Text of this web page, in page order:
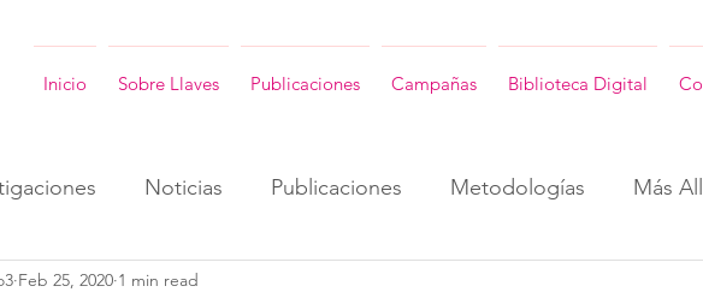
Inicio Sobre Llaves Publicaciones Campañas Biblioteca Digital
Noticias Publicaciones Metodologías Más
ENG Consultorias ENG
Feb 25, 2020 1 min read